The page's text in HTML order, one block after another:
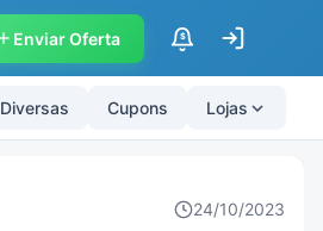
Enviar Oferta $
Diversas Cupons Lojas
24/10/2023